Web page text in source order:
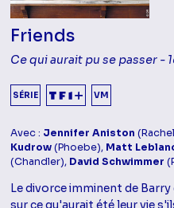
Friends
Ce qui aurait pu se passer -
SÉRIE VM
Avec : Jennifer Aniston
Kudrow(Phoebe), Matt
(Chandler), David Schwimmer
Le divorce imminent de
sur ce qu'aurait été leur vie